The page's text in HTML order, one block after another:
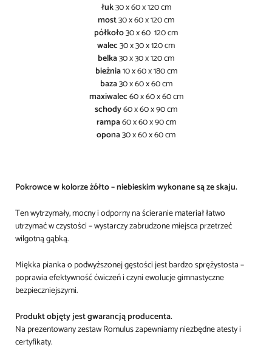
łuk30 x 60 x 120 cm
most30 x 60 x 120 cm
półkoło30 x 60 120 cm
walec30 x 30 x 120 cm
belka30 x 30 x 120 cm
bieżnia10 x 60 x 180 cm
baza30 x 60 x 60 cm
maxiwalec60 x 60 x 60 cm
schody60 x 60 x 90 cm
rampa60 x 60 x 90 cm
opona30 x 60 x 60 cm
Pokrowce w kolorze żółto – niebieskim wykonane są ze skaju.
Ten wytrzymały, mocny i odporny na ścieranie materiał łatwo
utrzymać w czystości – wystarczy zabrudzone miejsca przetrzeć
wilgotną gąbką.
Miękka pianka o podwyższonej gęstości jest bardzo sprężystosta –
poprawia efektywność ćwiczeń i czyni ewolucje gimnastyczne
bezpieczniejszymi.
Produkt objęty jest gwarancją producenta.
Na prezentowany zestaw Romulus zapewniamy niezbędne atesty i
certyfikaty.